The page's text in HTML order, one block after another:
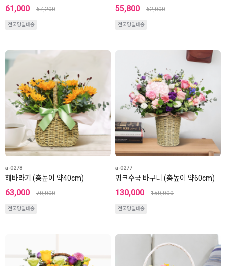
61,000 67,200
전국당일배송
55,800 62,000
전국당일배송
a-0278
해바라기 (총높이 약40cm)
63,000 70,000
전국당일배송
a-0277
핑크수국 바구니 (총높이 약60cm)
130,000 150,000
전국당일배송